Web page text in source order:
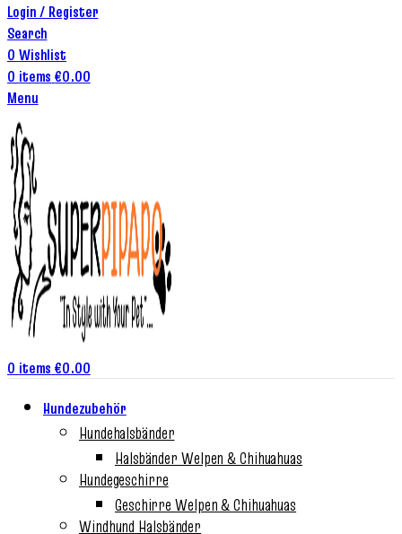
Login / Register
Search
0 Wishlist
0 items €0.00
Menu
0 items €0.00
Hundezubehör
Hundehalsbänder
Halsbänder Welpen & Chihuahuas
Hundegeschirre
Geschirre Welpen & Chihuahuas
Windhund Halsbänder